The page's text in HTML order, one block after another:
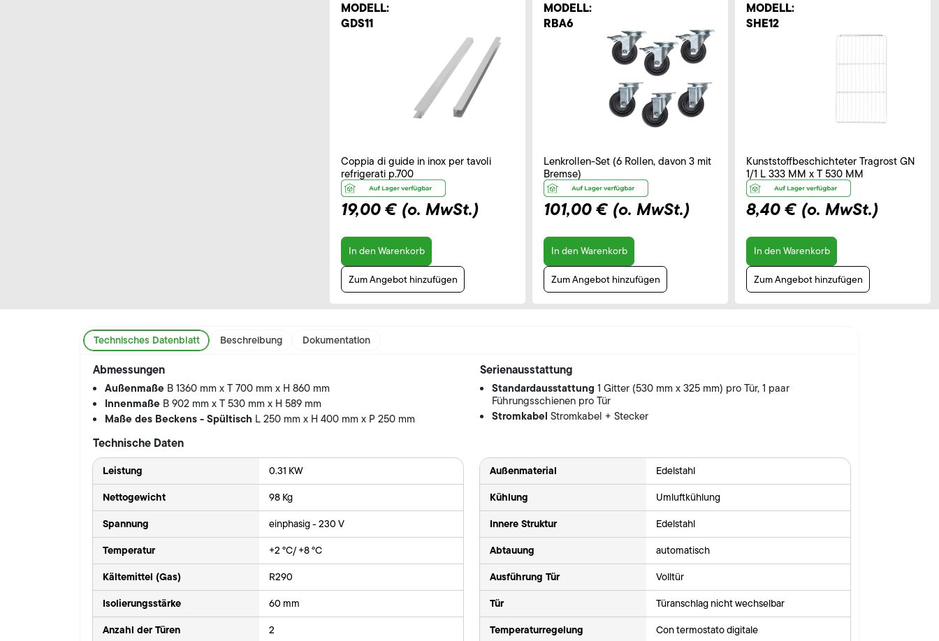
MODELL:
GDS11
Coppia di guide in inox per tavoli
refrigerati p.700
19,00 € (o. MwSt.)
In den Warenkorb
Zum Angebot hinzufügen
MODELL:
RBA6
Lenkrollen-Set (6 Rollen, davon 3 mit
Bremse)
101,00 € (o. MwSt.)
In den Warenkorb
Zum Angebot hinzufügen
MODELL:
SHE12
Kunststoffbeschichteter Tragrost GN
1/1 L 333 MM x T 530 MM
8,40 € (o. MwSt.)
In den Warenkorb
Zum Angebot hinzufügen
Technisches Datenblatt Beschreibung Dokumentation
Abmessungen
Außenmaße B 1360 mm x T 700 mm x H 860 mm
Innenmaße B 902 mm x T 530 mm x H 589 mm
Maße des Beckens - Spültisch L 250 mm x H 400 mm x P 250 mm
Serienausstattung
Standardausstattung1 Gitter (530 mm x 325 mm) pro Tür, 1 paar
Führungsschienen pro Tür
StromkabelStromkabel + Stecker
Technische Daten
Leistung 0.31 KW
Nettogewicht 98 Kg
Spannung einphasig - 230 V
Temperatur +2 °C/ +8 °C
Kältemittel (Gas) R290
Isolierungsstärke 60 mm
Anzahl der Türen 2
Außenmaterial Edelstahl
Kühlung Umluftkühlung
Innere Struktur Edelstahl
Abtauung automatisch
Ausführung Tür Volltür
Tür Türanschlag nicht wechselbar
Temperaturregelung Con termostato digitale